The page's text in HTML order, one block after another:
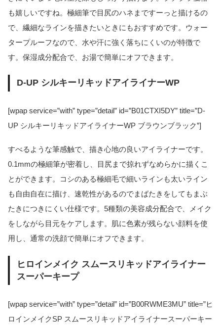
も嬉しいですね。極細筆で目尻のハネまですーっと描けるの
で、繊細なラインを描きたいときにもおすすめです。ウォー
タープルーフなので、水や汗に強く落ちにくいのが特徴で
す。保湿成分配合で、お湯で簡単にオフできます。
D-UP シルキーリキッドアイライナーWP
[wpap service=”with” type=”detail” id=”B01CTXI5DY” title=”D-
UP シルキーリキッドアイライナーWP ブラウンブラック”]
すべるような筆感触で、描き心地の良いアイライナーです。
0.1mmの極細筆が密着し、目尻まで掠れずなめらかに描くこ
とができます。コシのある極細毛で細いラインも太いライン
も自由自在に描け、速乾性があるのでまばたきをしてもまぶ
たきにつきにくい仕様です。5種類の美容成分配合で、メイク
をしながら目元をケアします。肌に色素が残らない顔料を使
用し、通常の洗顔で簡単にオフできます。
ヒロインメイク スムースリキッドアイライナー
スーパーキープ
[wpap service=”with” type=”detail” id=”B00RWME3MU” title=”ヒ
ロインメイクSP スムースリキッドアイライナースーパーキー